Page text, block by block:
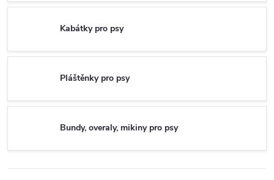
Kabátky pro psy
Pláštěnky pro psy
Bundy, overaly, mikiny pro psy